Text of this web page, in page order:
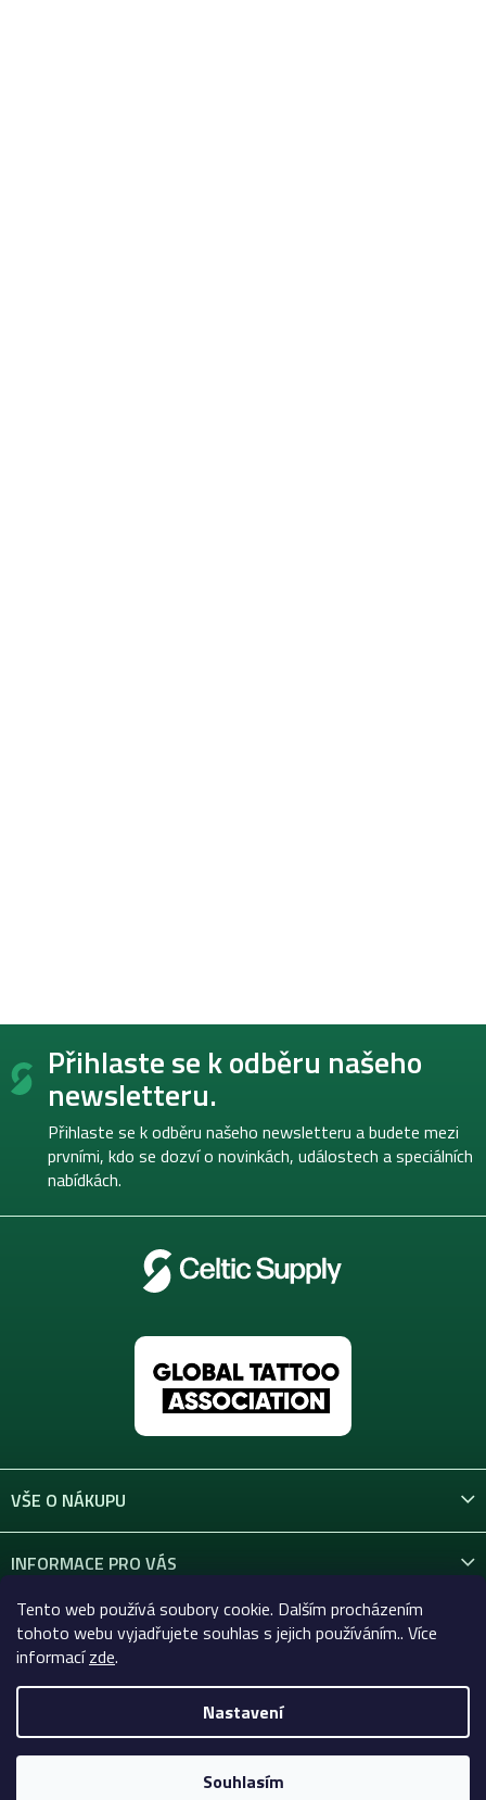
Tento web používá soubory cookie. Dalším procházením
tohoto webu vyjadřujete souhlas s jejich používáním.. Více
informacízde.
Nastavení
Souhlasím
Z
Přihlaste se k odběru našeho
newsletteru.
Přihlaste se k odběru našeho newsletteru a budete mezi
prvními, kdo se dozví o novinkách, událostech a speciálních
nabídkách.
VŠE O NÁKUPU
INFORMACE PRO VÁS
KONTAKT
Copyright 2026Celtic-Supply.cz | Vše pro tetování a
permanentní makeup. Všechna práva vyhrazena.